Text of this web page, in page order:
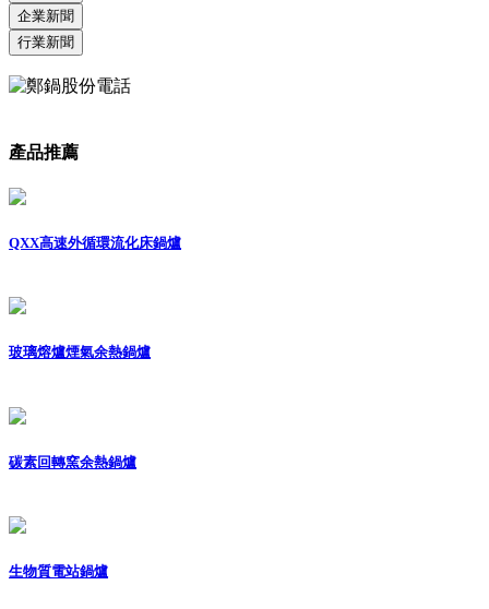
企業新聞
行業新聞
產品推薦
QXX高速外循環流化床鍋爐
玻璃熔爐煙氣余熱鍋爐
碳素回轉窯余熱鍋爐
生物質電站鍋爐